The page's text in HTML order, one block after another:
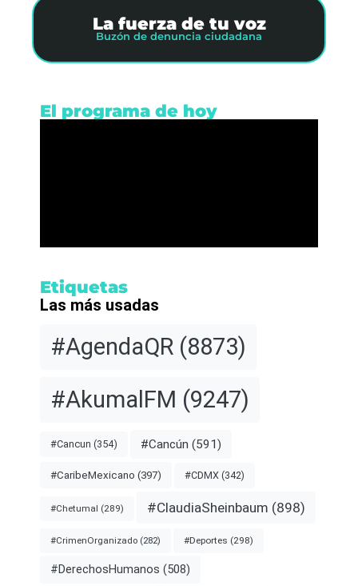
La fuerza de tu voz
Buzón de denuncia ciudadana
El programa de hoy
Etiquetas
Las más usadas
#AgendaQR (8873)
#AkumalFM (9247)
#Cancun (354) #Cancún (591)
#CaribeMexicano (397) #CDMX (342)
#Chetumal (289) #ClaudiaSheinbaum (898)
#CrimenOrganizado (282) #Deportes (298)
#DerechosHumanos (508)